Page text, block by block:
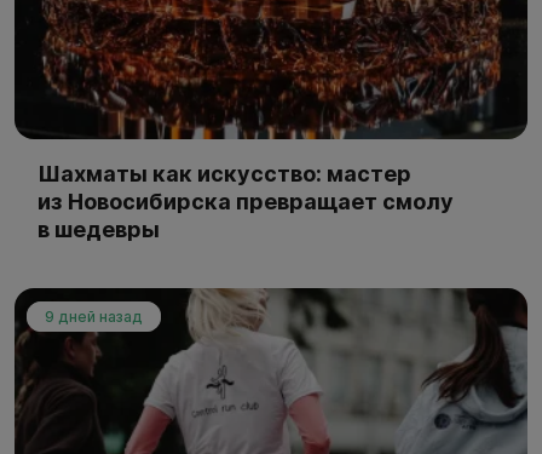
Шахматы как искусство: мастер
из Новосибирска превращает смолу
в шедевры
9 дней назад